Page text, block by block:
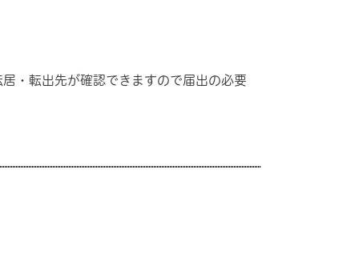
・転出先が確認できますので届出の必要